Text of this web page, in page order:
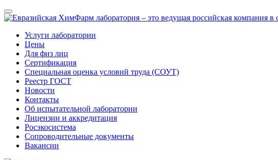
Услуги лаборатории
Цены
Для физ лиц
Сертификация
Специальная оценка условий труда (СОУТ)
Реестр ГОСТ
Новости
Контакты
Об испытательной лаборатории
Лицензии и аккредитация
Росэкосистема
Сопроводительные документы
Вакансии